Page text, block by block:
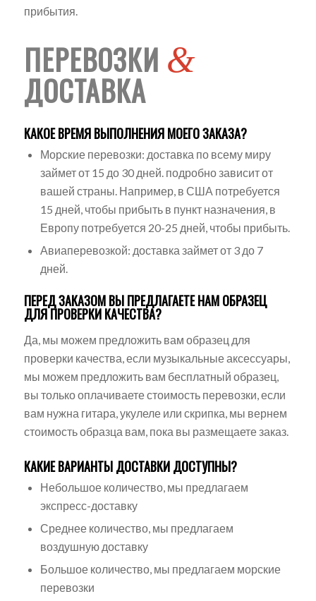
прибытия.
ПЕРЕВОЗКИ &
ДОСТАВКА
КАКОЕ ВРЕМЯ ВЫПОЛНЕНИЯ МОЕГО ЗАКАЗА?
Морские перевозки: доставка по всему миру
займет от 15 до 30 дней. подробно зависит от
вашей страны. Например, в США потребуется
15 дней, чтобы прибыть в пункт назначения, в
Европу потребуется 20-25 дней, чтобы прибыть.
Авиаперевозкой: доставка займет от 3 до 7
дней.
ПЕРЕД ЗАКАЗОМ ВЫ ПРЕДЛАГАЕТЕ НАМ ОБРАЗЕЦ
ДЛЯ ПРОВЕРКИ КАЧЕСТВА?
Да, мы можем предложить вам образец для
проверки качества, если музыкальные аксессуары,
мы можем предложить вам бесплатный образец,
вы только оплачиваете стоимость перевозки, если
вам нужна гитара, укулеле или скрипка, мы вернем
стоимость образца вам, пока вы размещаете заказ.
КАКИЕ ВАРИАНТЫ ДОСТАВКИ ДОСТУПНЫ?
Небольшое количество, мы предлагаем
экспресс-доставку
Среднее количество, мы предлагаем
воздушную доставку
Большое количество, мы предлагаем морские
перевозки